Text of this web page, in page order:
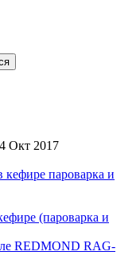
Окт 2017
(пароварка и